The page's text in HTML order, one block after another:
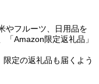
やフルーツ、日用品を
Amazon限定返礼品」
定の返礼品も届くよう